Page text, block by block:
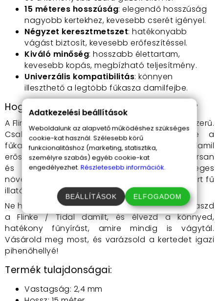
15 méteres hosszúság: elegendő hosszúság
nagyobb kertekhez, kevesebb cserét igényel.
Négyzet keresztmetszet: hatékonyabb
vágást biztosít, kevesebb erőfeszítéssel.
Kiváló minőség: hosszabb élettartam,
kevesebb kopás, megbízható teljesítmény.
Univerzális kompatibilitás: könnyen
illeszthető a legtöbb fűkasza damilfejbe.
Hogyan használd a Flinke / Tidal damilt?
A Flinke / Tidal damil használata rendkívül egyszerű.
Csak tekerd fel a damilfejre, illeszd be a
fűkaszádba, és már kezdheted is a munkát. A damil
erős és tartós anyagának köszönhetően gyorsan
és hatékonyan vághatod le a felesleges
növényzetet, miközben élvezheted a frissen nyírt fű
illatát és látványát.
Ne hagyd, hogy a gyomok uralják a kerted! Válaszd
a Flinke / Tidal damilt, és élvezd a könnyed,
hatékony fűnyírást, amire mindig is vágytál.
Vásárold meg most, és varázsold a kertedet igazi
pihenőhellyé!
Termék tulajdonságai:
Vastagság: 2,4 mm
Adatkezelési beállítások
Weboldalunk az alapvető működéshez szükséges
cookie-kat használ. Szélesebb körű
funkcionalitáshoz (marketing, statisztika,
személyre szabás) egyéb cookie-kat
engedélyezhet. Részletesebb információk.
BEÁLLÍTÁSOK ELFOGADOM